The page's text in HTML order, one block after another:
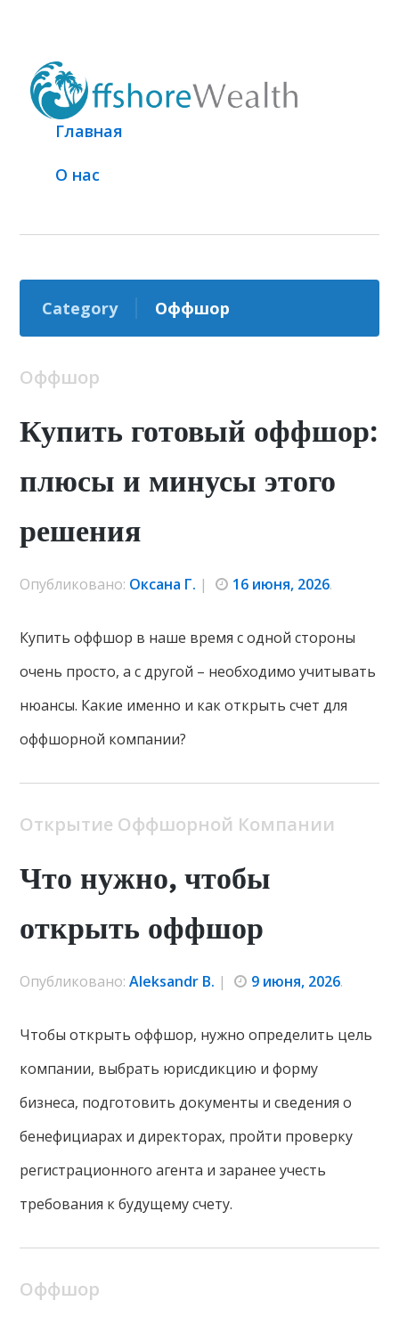
Главная
О нас
Category Оффшор
Оффшор
Купить готовый оффшор:
плюсы и минусы этого
решения
Опубликовано: Оксана Г. | 16 июня, 2026.
Купить оффшор в наше время с одной стороны
очень просто, а с другой – необходимо учитывать
нюансы. Какие именно и как открыть счет для
оффшорной компании?
Открытие Оффшорной Компании
Что нужно, чтобы
открыть оффшор
Опубликовано:Aleksandr B. | 9 июня, 2026.
Чтобы открыть оффшор, нужно определить цель
компании, выбрать юрисдикцию и форму
бизнеса, подготовить документы и сведения о
бенефициарах и директорах, пройти проверку
регистрационного агента и заранее учесть
требования к будущему счету.
Оффшор